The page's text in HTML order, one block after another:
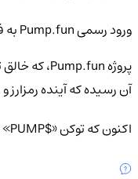
ورود رسمی Pump.fun به فاز بعدی رشد در سولانا
آن رسیده که آینده رمزارز
اکنون که توکن «$PUMP» به‌صورت گسترده در صرافی‌های متمرکز و غیرمتمرکز لیست شده و جامعه‌ای قدرتمند از آن پشتیبانی می‌کند، پروژه وارد فاز بعدی رشد خود در اکوسیستم سولانا می‌شود.